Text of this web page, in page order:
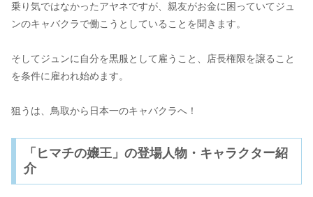
乗り気ではなかったアヤネですが、親友がお金に困っていてジュ
ンのキャバクラで働こうとしていることを聞きます。
そしてジュンに自分を黒服として雇うこと、店長権限を譲ること
を条件に雇われ始めます。
狙うは、鳥取から日本一のキャバクラへ！
「ヒマチの嬢王」の登場人物・キャラクター紹
介